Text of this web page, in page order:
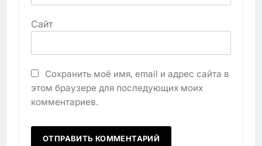
Сайт
Сохранить моё имя, email и адрес сайта в
этом браузере для последующих моих
комментариев.